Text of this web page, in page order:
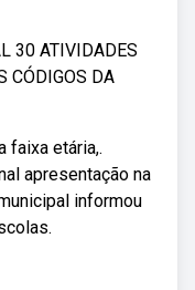
30 ATIVIDADES
CÓDIGOS DA
faixa etária,.
apresentação na
informou